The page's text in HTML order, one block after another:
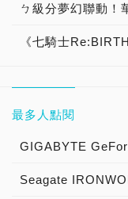
ㄅ級分夢幻聯動！
最多人點閱